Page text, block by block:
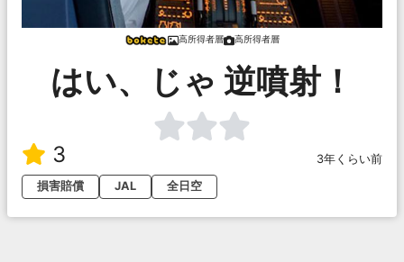
高所得者層 高所得者層
はい、じゃ 逆噴射！
3
3年くらい前
損害賠償
JAL 全日空